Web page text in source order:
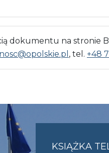
dokumentu na stronie
, tel. +48
KSIĄŻKA